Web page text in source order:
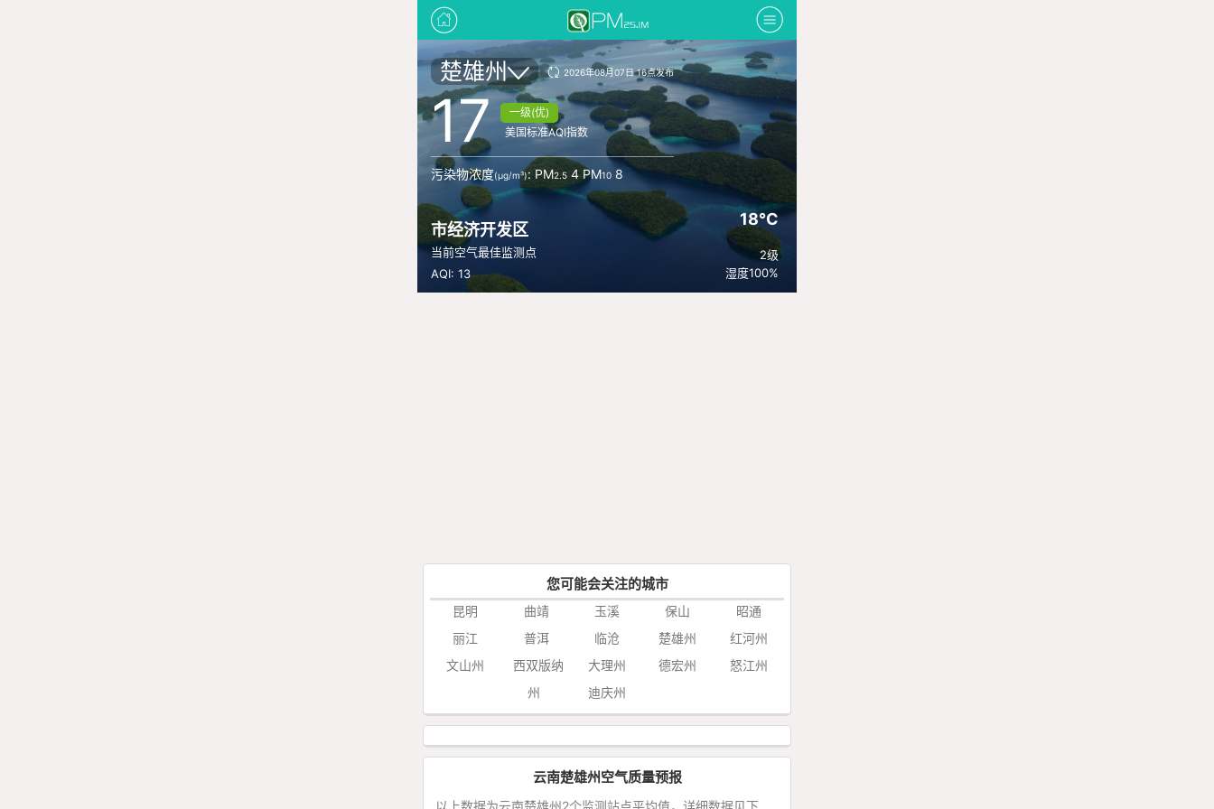
楚雄州 2026年08月07日 16点发布
17
一级(优)
美国标准AQI指数
污染物浓度(μg/m³): PM2.5 4 PM10 8
市经济开发区
当前空气最佳监测点
AQI: 13
18°C
2级
湿度100%
您可能会关注的城市
昆明 曲靖 玉溪 保山
昭通
丽江
普洱 临沧 楚雄州
红河州
文山州
西双版纳
州
大理州 德宏州
怒江州
迪庆州
云南楚雄州空气质量预报
以上数据为云南楚雄州2个监测站点平均值，详细数据见下